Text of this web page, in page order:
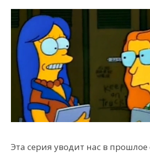
Эта серия уводит нас в прошлое